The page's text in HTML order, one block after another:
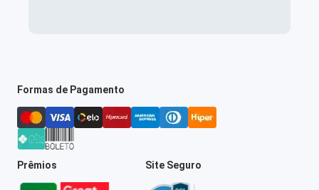
Formas de Pagamento
Prêmios Site Seguro